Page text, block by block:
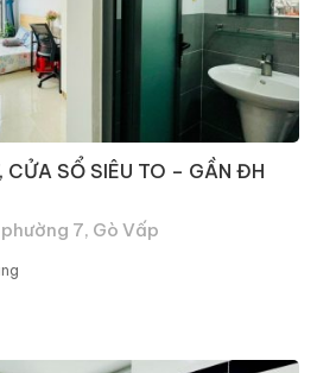
CỬA SỔ SIÊU TO – GẦN ĐH
7, Gò Vấp